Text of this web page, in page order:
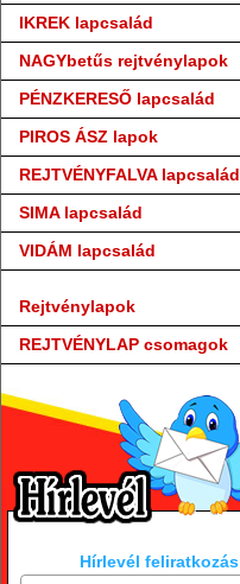
IKREK lapcsalád
NAGYbetűs rejtvénylapok
PÉNZKERESŐ lapcsalád
PIROS ÁSZ lapok
REJTVÉNYFALVA lapcsalád
SIMA lapcsalád
VIDÁM lapcsalád
Rejtvénylapok
REJTVÉNYLAP csomagok
Hírlevél feliratkozás